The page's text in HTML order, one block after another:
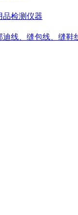
品检测仪器
线、缝包线、缝鞋